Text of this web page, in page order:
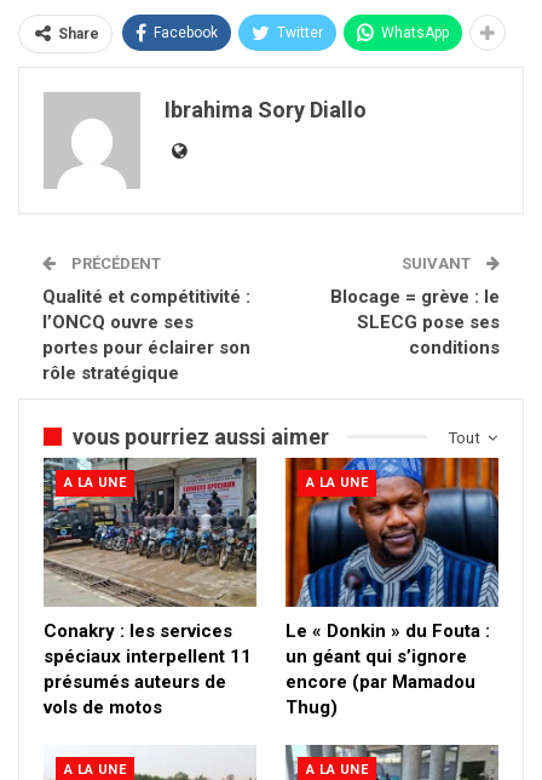
Share Facebook Twitter WhatsApp
Ibrahima Sory Diallo
PRÉCÉDENT
Qualité et compétitivité :
l’ONCQ ouvre ses
portes pour éclairer son
rôle stratégique
SUIVANT
Blocage = grève : le
SLECG pose ses
conditions
Tout
vous pourriez aussi aimer
A LA UNE
Conakry : les services
spéciaux interpellent 11
présumés auteurs de
vols de motos
A LA UNE
Le « Donkin » du Fouta :
un géant qui s’ignore
encore (par Mamadou
Thug)
A LA UNE A LA UNE